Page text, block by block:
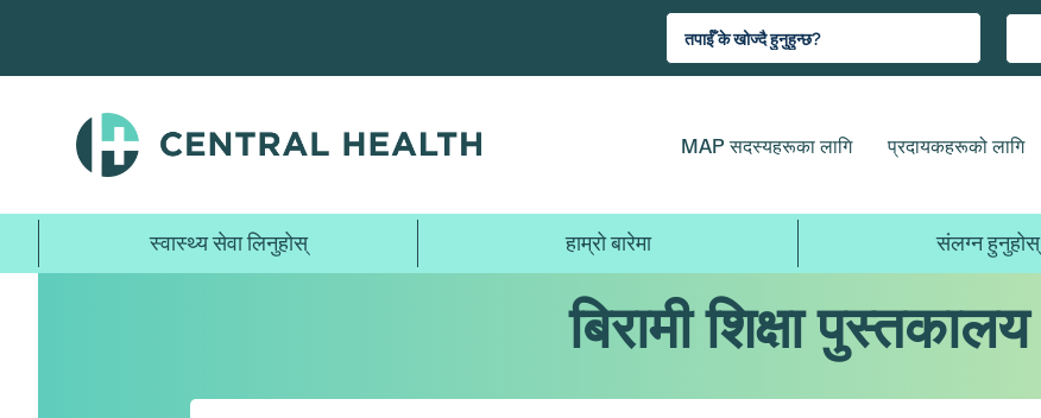
जानुहोस्
MAP सदस्यहरूका लागि प्रदायकहरूको लागि
स्वास्थ्य सेवा लिनुहोस् हाम्रो बारेमा संलग्न हुनुहोस्
बिरामी शिक्षा पुस्तकालय